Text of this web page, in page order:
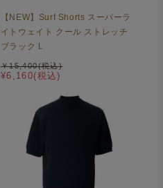
【NEW】Surf Shorts スーパーラ
イトウェイト クール ストレッチ
ブラック L
¥6,160(税込)
￥15,400(税込)